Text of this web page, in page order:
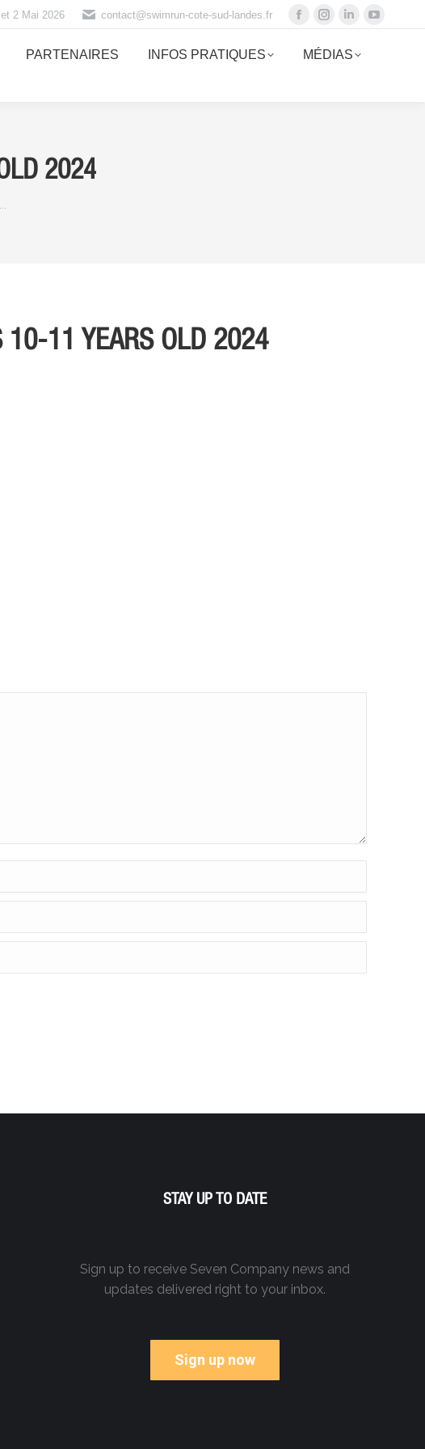
2 Mai 2026 contact@swimrun-cote-sud-landes.fr
PARTENAIRES INFOS PRATIQUES MÉDIAS
2024
10-11 YEARS OLD 2024
STAY UP TO DATE
Sign up to receive Seven Company news and
updates delivered right to your inbox.
Sign up now